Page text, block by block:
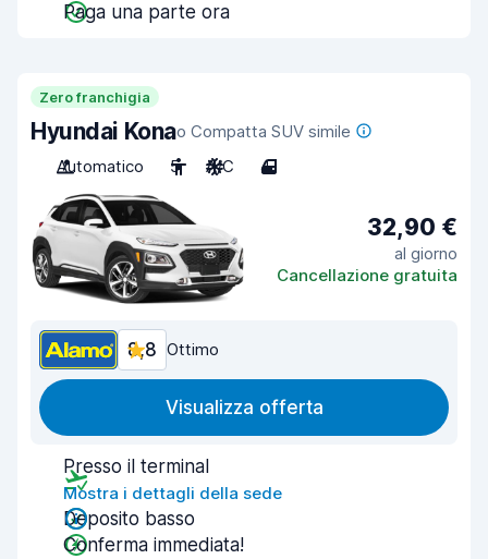
Paga una parte ora
Zero franchigia
Hyundai Konao Compatta SUV simile
Automatico
5 A/C 4
32,90 €
al giorno
Cancellazione gratuita
8,8 Ottimo
Visualizza offerta
Presso il terminal
Mostra i dettagli della sede
Deposito basso
Conferma immediata!